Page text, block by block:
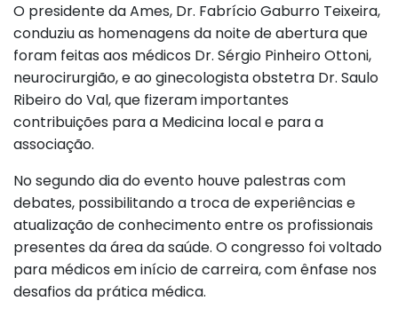
O presidente da Ames, Dr. Fabrício Gaburro Teixeira,
conduziu as homenagens da noite de abertura que
foram feitas aos médicos Dr. Sérgio Pinheiro Ottoni,
neurocirurgião, e ao ginecologista obstetra Dr. Saulo
Ribeiro do Val, que fizeram importantes
contribuições para a Medicina local e para a
associação.
No segundo dia do evento houve palestras com
debates, possibilitando a troca de experiências e
atualização de conhecimento entre os profissionais
presentes da área da saúde. O congresso foi voltado
para médicos em início de carreira, com ênfase nos
desafios da prática médica.